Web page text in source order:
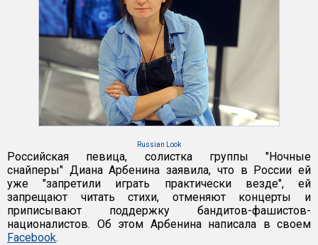
Russian Look
Российская певица, солистка группы "Ночные
снайперы" Диана Арбенина заявила, что в России ей
уже "запретили играть практически везде", ей
запрещают читать стихи, отменяют концерты и
приписывают поддержку бандитов-фашистов-
националистов. Об этом Арбенина написала в своем
Facebook.